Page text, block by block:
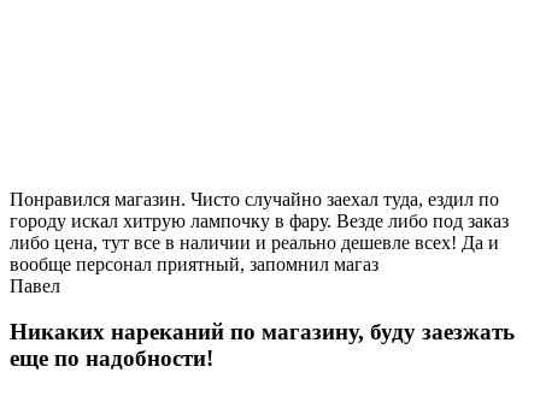
Понравился магазин. Чисто случайно заехал туда, ездил по
городу искал хитрую лампочку в фару. Везде либо под заказ
либо цена, тут все в наличии и реально дешевле всех! Да и
вообще персонал приятный, запомнил магаз
Павел
Никаких нареканий по магазину, буду заезжать
еще по надобности!